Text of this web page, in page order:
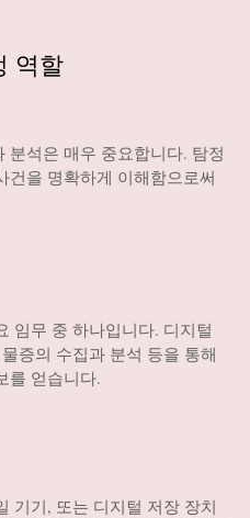
역할
분석은 매우 중요합니다. 탐정
건을 명확하게 이해함으로써
임무 중 하나입니다. 디지털
증의 수집과 분석 등을 통해
를 얻습니다.
기기, 또는 디지털 저장 장치